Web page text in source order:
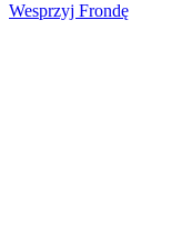
Wesprzyj Frondę